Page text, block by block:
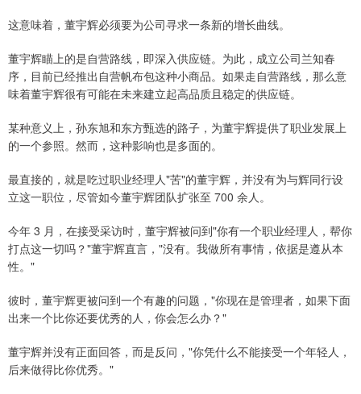
这意味着，董宇辉必须要为公司寻求一条新的增长曲线。
董宇辉瞄上的是自营路线，即深入供应链。为此，成立公司兰知春
序，目前已经推出自营帆布包这种小商品。如果走自营路线，那么意
味着董宇辉很有可能在未来建立起高品质且稳定的供应链。
某种意义上，孙东旭和东方甄选的路子，为董宇辉提供了职业发展上
的一个参照。然而，这种影响也是多面的。
最直接的，就是吃过职业经理人"苦"的董宇辉，并没有为与辉同行设
立这一职位，尽管如今董宇辉团队扩张至 700 余人。
今年 3 月，在接受采访时，董宇辉被问到"你有一个职业经理人，帮你
打点这一切吗？"董宇辉直言，"没有。我做所有事情，依据是遵从本
性。"
彼时，董宇辉更被问到一个有趣的问题，"你现在是管理者，如果下面
出来一个比你还要优秀的人，你会怎么办？"
董宇辉并没有正面回答，而是反问，"你凭什么不能接受一个年轻人，
后来做得比你优秀。"